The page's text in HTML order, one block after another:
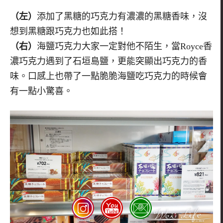
（左） 添加了黑糖的巧克力有濃濃的黑糖香味，沒
想到黑糖跟巧克力也如此搭！
（右） 海鹽巧克力大家一定對他不陌生，當Royce香
濃巧克力遇到了石垣島鹽，更能突顯出巧克力的香
味。口感上也帶了一點脆脆海鹽吃巧克力的時候會
有一點小驚喜。